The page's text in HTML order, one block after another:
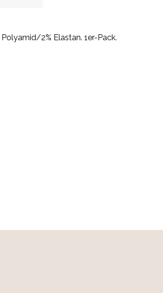
2% Elastan. 1er-Pack.